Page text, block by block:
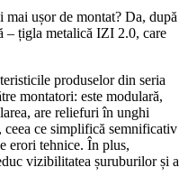
ușor de montat? Da, după
– țigla metalică IZI 2.0, care
produselor din seria
montatori: este modulară,
are reliefuri în unghi
ceea ce simplifică semnificativ
erori tehnice. În plus,
vizibilitatea șuruburilor și a